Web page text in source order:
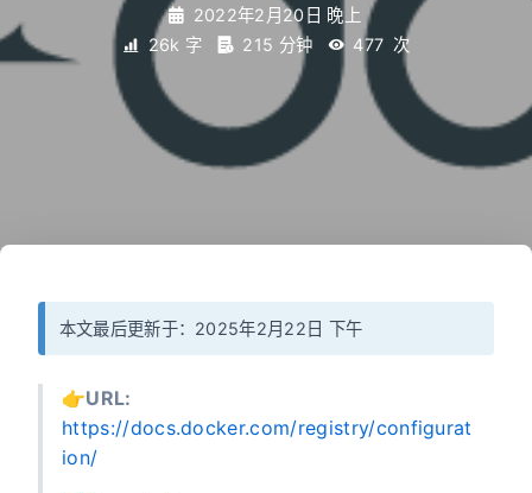
搜索 关灯
2022年2月20日 晚上
26k 字
215 分钟 477 次
本文最后更新于：2025年2月22日 下午
👉️URL:
https://docs.docker.com/registry/configurat
ion/